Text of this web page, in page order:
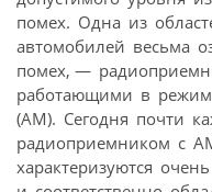
помех. Одна из
автомобилей весьма
помех, —
работающими в
(AM). Сегодня почти
радиоприемником с
характеризуются